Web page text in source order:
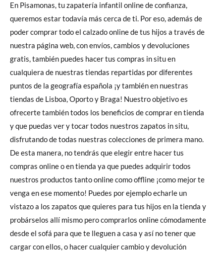
En Pisamonas, tu zapatería infantil online de confianza,
queremos estar todavía más cerca de ti. Por eso, además de
poder comprar todo el calzado online de tus hijos a través de
nuestra página web, con envíos, cambios y devoluciones
gratis, también puedes hacer tus compras in situ en
cualquiera de nuestras tiendas repartidas por diferentes
puntos de la geografía española ¡y también en nuestras
tiendas de Lisboa, Oporto y Braga! Nuestro objetivo es
ofrecerte también todos los beneficios de comprar en tienda
y que puedas ver y tocar todos nuestros zapatos in situ,
disfrutando de todas nuestras colecciones de primera mano.
De esta manera, no tendrás que elegir entre hacer tus
compras online o en tienda ya que puedes adquirir todos
nuestros productos tanto online como offline ¡como mejor te
venga en ese momento! Puedes por ejemplo echarle un
vistazo a los zapatos que quieres para tus hijos en la tienda y
probárselos allí mismo pero comprarlos online cómodamente
desde el sofá para que te lleguen a casa y así no tener que
cargar con ellos, o hacer cualquier cambio y devolución